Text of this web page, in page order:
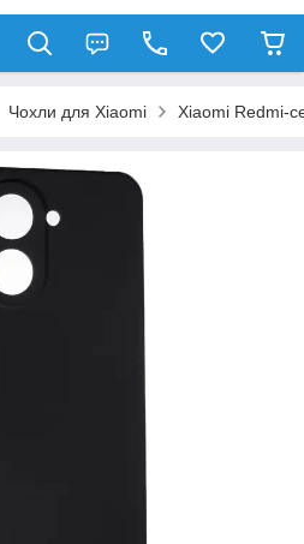
Чохли для Xiaomi Xiaomi Redmi-